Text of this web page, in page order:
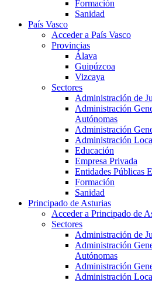
Formación
Sanidad
País Vasco
Acceder a País Vasco
Provincias
Álava
Guipúzcoa
Vizcaya
Sectores
Administración de
Administración
Autónomas
Administración
Administración
Educación
Empresa Privada
Entidades Públicas
Formación
Sanidad
Principado de Asturias
Acceder a Principado de
Sectores
Administración de
Administración
Autónomas
Administración
Administración